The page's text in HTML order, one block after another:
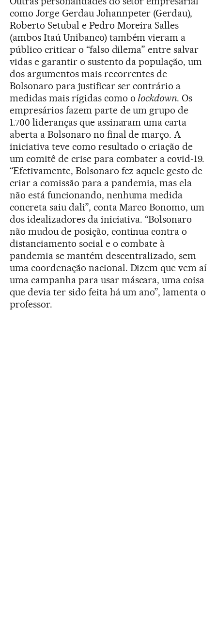
como Jorge Gerdau Johannpeter (Gerdau),
Roberto Setubal e Pedro Moreira Salles
(ambos Itaú Unibanco) também vieram a
público criticar o “falso dilema” entre salvar
vidas e garantir o sustento da população, um
dos argumentos mais recorrentes de
Bolsonaro para justificar ser contrário a
medidas mais rígidas como o lockdown. Os
empresários fazem parte de um grupo de
1.700 lideranças que assinaram uma carta
aberta a Bolsonaro no final de março. A
iniciativa teve como resultado o criação de
um comitê de crise para combater a covid-19.
“Efetivamente, Bolsonaro fez aquele gesto de
criar a comissão para a pandemia, mas ela
não está funcionando, nenhuma medida
concreta saiu dali”, conta Marco Bonomo, um
dos idealizadores da iniciativa. “Bolsonaro
não mudou de posição, continua contra o
distanciamento social e o combate à
pandemia se mantém descentralizado, sem
uma coordenação nacional. Dizem que vem aí
uma campanha para usar máscara, uma coisa
que devia ter sido feita há um ano”, lamenta o
professor.